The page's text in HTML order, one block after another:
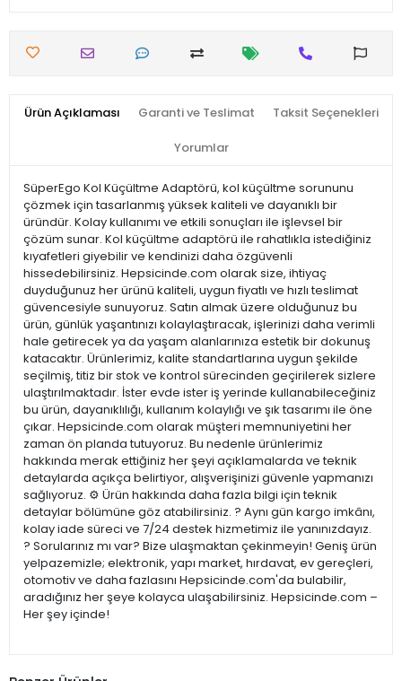
Ürün Açıklaması Garanti ve Teslimat Taksit Seçenekleri
Yorumlar
SüperEgo Kol Küçültme Adaptörü, kol küçültme sorununu
çözmek için tasarlanmış yüksek kaliteli ve dayanıklı bir
üründür. Kolay kullanımı ve etkili sonuçları ile işlevsel bir
çözüm sunar. Kol küçültme adaptörü ile rahatlıkla istediğiniz
kıyafetleri giyebilir ve kendinizi daha özgüvenli
hissedebilirsiniz. Hepsicinde.com olarak size, ihtiyaç
duyduğunuz her ürünü kaliteli, uygun fiyatlı ve hızlı teslimat
güvencesiyle sunuyoruz. Satın almak üzere olduğunuz bu
ürün, günlük yaşantınızı kolaylaştıracak, işlerinizi daha verimli
hale getirecek ya da yaşam alanlarınıza estetik bir dokunuş
katacaktır. Ürünlerimiz, kalite standartlarına uygun şekilde
seçilmiş, titiz bir stok ve kontrol sürecinden geçirilerek sizlere
ulaştırılmaktadır. İster evde ister iş yerinde kullanabileceğiniz
bu ürün, dayanıklılığı, kullanım kolaylığı ve şık tasarımı ile öne
çıkar. Hepsicinde.com olarak müşteri memnuniyetini her
zaman ön planda tutuyoruz. Bu nedenle ürünlerimiz
hakkında merak ettiğiniz her şeyi açıklamalarda ve teknik
detaylarda açıkça belirtiyor, alışverişinizi güvenle yapmanızı
sağlıyoruz. ⚙️ Ürün hakkında daha fazla bilgi için teknik
detaylar bölümüne göz atabilirsiniz. ? Aynı gün kargo imkânı,
kolay iade süreci ve 7/24 destek hizmetimiz ile yanınızdayız.
? Sorularınız mı var? Bize ulaşmaktan çekinmeyin! Geniş ürün
yelpazemizle; elektronik, yapı market, hırdavat, ev gereçleri,
otomotiv ve daha fazlasını Hepsicinde.com'da bulabilir,
aradığınız her şeye kolayca ulaşabilirsiniz. Hepsicinde.com –
Her şey içinde!